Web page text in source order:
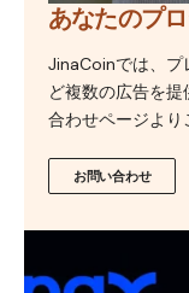
あなたのプ
JinaCoinでは、プ
ど複数の広告を
合わせページより
お問い合わせ